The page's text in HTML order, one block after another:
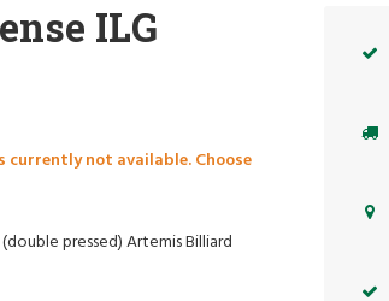
ILG
currently not available. Choose
pressed) Artemis Billiard